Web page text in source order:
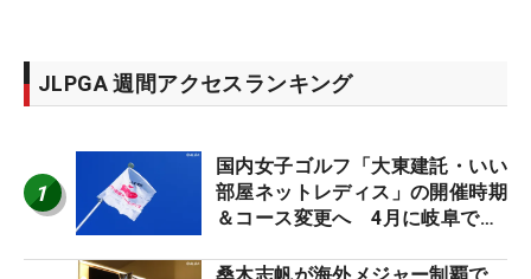
JLPGA 週間アクセスランキング
1
国内女子ゴルフ「大東建託・いい
部屋ネットレディス」の開催時期
＆コース変更へ 4月に岐阜で開